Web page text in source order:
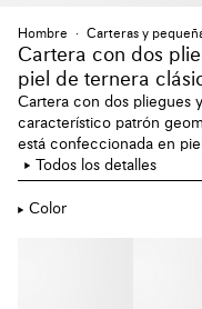
Hombre Carteras y
Cartera con dos
piel de ternera
Cartera con dos pliegues
característico patrón
está confeccionada en
Todos los detalles
Color